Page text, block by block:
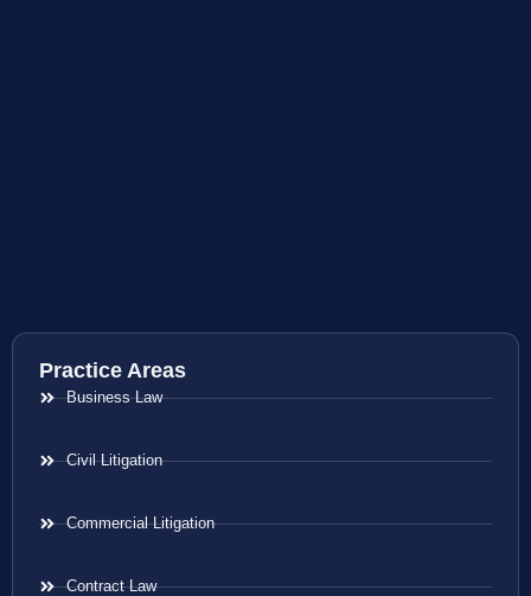
Practice Areas
Business Law
Civil Litigation
Commercial Litigation
Contract Law